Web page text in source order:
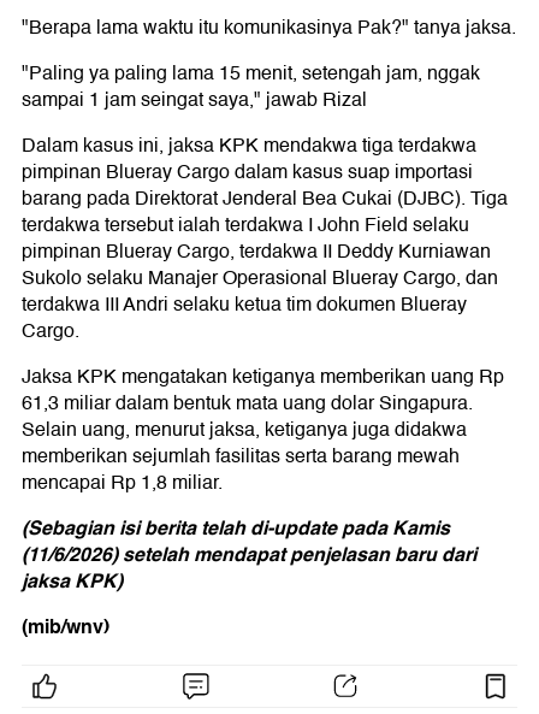
"Berapa lama waktu itu komunikasinya Pak?" tanya jaksa.
"Paling ya paling lama 15 menit, setengah jam, nggak
sampai 1 jam seingat saya," jawab Rizal
Dalam kasus ini, jaksa KPK mendakwa tiga terdakwa
pimpinan Blueray Cargo dalam kasus suap importasi
barang pada Direktorat Jenderal Bea Cukai (DJBC). Tiga
terdakwa tersebut ialah terdakwa I John Field selaku
pimpinan Blueray Cargo, terdakwa II Deddy Kurniawan
Sukolo selaku Manajer Operasional Blueray Cargo, dan
terdakwa III Andri selaku ketua tim dokumen Blueray
Cargo.
Jaksa KPK mengatakan ketiganya memberikan uang Rp
61,3 miliar dalam bentuk mata uang dolar Singapura.
Selain uang, menurut jaksa, ketiganya juga didakwa
memberikan sejumlah fasilitas serta barang mewah
mencapai Rp 1,8 miliar.
(Sebagian isi berita telah di-update pada Kamis
(11/6/2026) setelah mendapat penjelasan baru dari
jaksa KPK)
(mib/wnv)